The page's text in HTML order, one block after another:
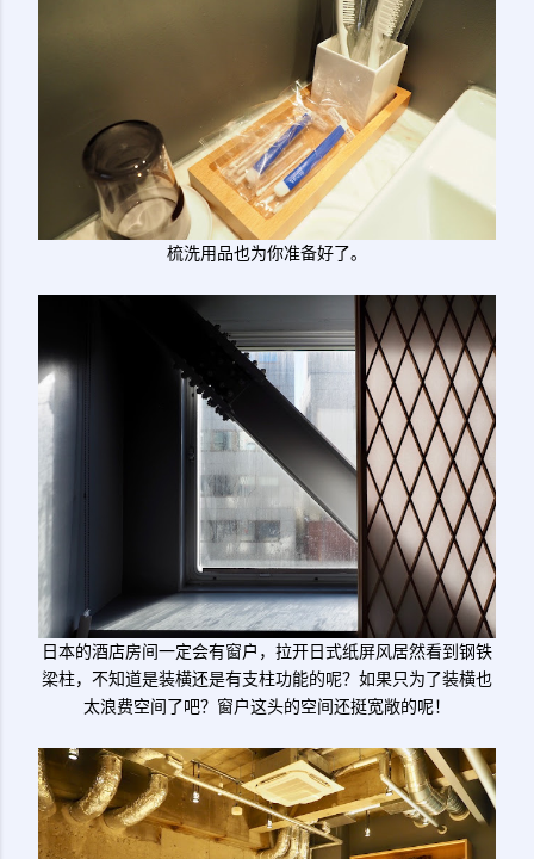
梳洗用品也为你准备好了。
日本的酒店房间一定会有窗户，拉开日式纸屏风居然看到钢铁
梁柱，不知道是装横还是有支柱功能的呢？如果只为了装横也
太浪费空间了吧？窗户这头的空间还挺宽敞的呢！